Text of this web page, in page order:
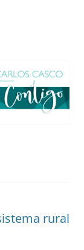
rural